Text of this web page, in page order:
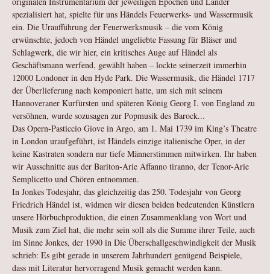
spezialisiert hat, spielte für uns Händels Feuerwerks- und Wassermusik
ein. Die Uraufführung der Feuerwerksmusik – die vom König
erwünschte, jedoch von Händel ungeliebte Fassung für Bläser und
Schlagwerk, die wir hier, ein kritisches Auge auf Händel als
Geschäftsmann werfend, gewählt haben – lockte seinerzeit immerhin
12000 Londoner in den Hyde Park. Die Wassermusik, die Händel 1717
der Überlieferung nach komponiert hatte, um sich mit seinem
Hannoveraner Kurfürsten und späteren König Georg I. von England zu
versöhnen, wurde sozusagen zur Popmusik des Barock...
Das Opern-Pasticcio Giove in Argo, am 1. Mai 1739 im King’s Theatre
in London uraufgeführt, ist Händels einzige italienische Oper, in der
keine Kastraten sondern nur tiefe Männerstimmen mitwirken. Ihr haben
wir Ausschnitte aus der Bariton-Arie Affanno tiranno, der Tenor-Arie
Semplicetto und Chören entnommen.
In Jonkes Todesjahr, das gleichzeitig das 250. Todesjahr von Georg
Friedrich Händel ist, widmen wir diesen beiden bedeutenden Künstlern
unsere Hörbuchproduktion, die einen Zusammenklang von Wort und
Musik zum Ziel hat, die mehr sein soll als die Summe ihrer Teile, auch
im Sinne Jonkes, der 1990 in Die Überschallgeschwindigkeit der Musik
schrieb: Es gibt gerade in unserem Jahrhundert genügend Beispiele,
dass mit Literatur hervorragend Musik gemacht werden kann.